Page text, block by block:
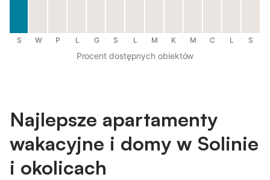
S W P L G S L M K M C L S
Procent dostępnych obiektów
Najlepsze apartamenty
wakacyjne i domy w Solinie
i okolicach